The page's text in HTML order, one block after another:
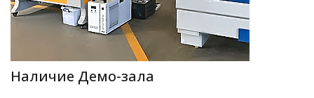
Наличие Демо-зала